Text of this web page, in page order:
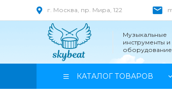
г. Москва, пр. Мира, 122
Музыкальные
инструменты и
оборудование
КАТАЛОГ ТОВАРОВ